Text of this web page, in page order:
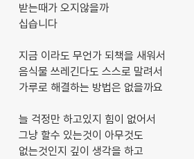
받는때가 오지않을까
십습니다
지금 이라도 무언가 되책을 새워서
음식물 쓰레긴다도 스스로 말려서
가루로 해결하는 방법은 없을까요
늘 걱정만 하고있지 힘이 없어서
그냥 할수 있는것이 아무것도
없는것인지 깊이 생각을 하고